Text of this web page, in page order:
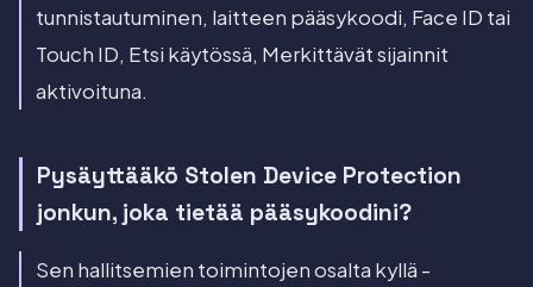
tunnistautuminen, laitteen pääsykoodi, Face ID tai
Touch ID, Etsi käytössä, Merkittävät sijainnit
aktivoituna.
Pysäyttääkö Stolen Device Protection
jonkun, joka tietää pääsykoodini?
Sen hallitsemien toimintojen osalta kyllä -